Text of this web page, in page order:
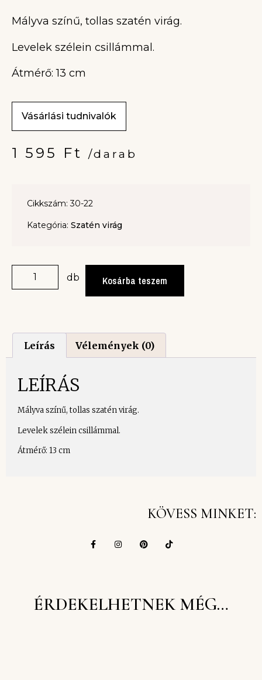
Mályva színű, tollas szatén virág.
Levelek szélein csillámmal.
Átmérő: 13 cm
Vásárlási tudnivalók
1 595 Ft /darab
Cikkszám: 30-22
Kategória: Szatén virág
db Kosárba teszem
Leírás Vélemények (0)
LEÍRÁS
Mályva színű, tollas szatén virág.
Levelek szélein csillámmal.
Átmérő: 13 cm
KÖVESS MINKET:
ÉRDEKELHETNEK MÉG…